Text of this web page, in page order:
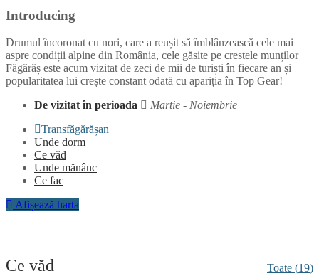
Introducing
Drumul încoronat cu nori, care a reușit să îmblânzească cele mai
aspre condiții alpine din România, cele găsite pe crestele munților
Făgărăș este acum vizitat de zeci de mii de turiști în fiecare an și
popularitatea lui crește constant odată cu apariția în Top Gear!
De vizitat în perioada
Martie - Noiembrie
Transfăgărășan
Unde dorm
Ce văd
Unde mănânc
Ce fac
Afișează harta
Ce văd Toate (19)